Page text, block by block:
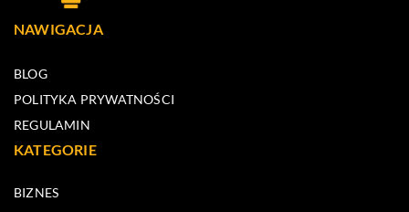
NAWIGACJA
BLOG
POLITYKA PRYWATNOŚCI
REGULAMIN
KATEGORIE
BIZNES